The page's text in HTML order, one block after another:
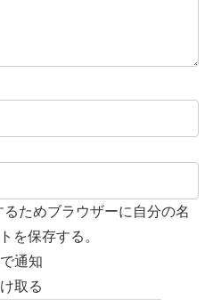
ためブラウザーに自分の名
を保存する。
通知
取る